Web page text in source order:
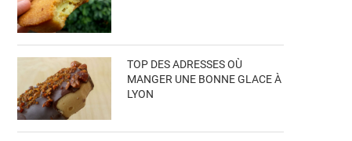
TOP DES ADRESSES OÙ
MANGER UNE BONNE GLACE À
LYON